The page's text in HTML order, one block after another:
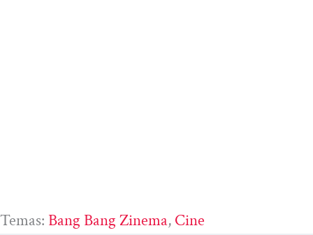
Temas: Bang Bang Zinema, Cine